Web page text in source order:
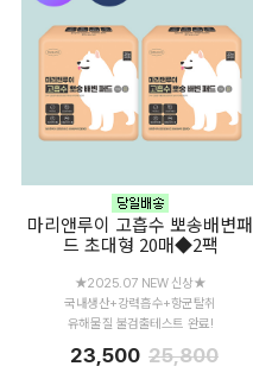
마리앤루이 고흡수 뽀송배변패
드 초대형 20매◆2팩
★2025.07 NEW 신상★
국내생산+강력흡수+항균탈취
유해물질 불검출테스트 완료!
23,500 25,800